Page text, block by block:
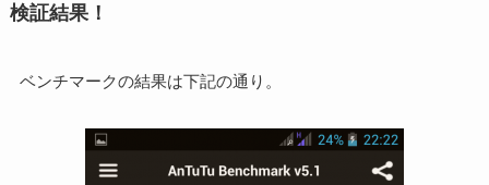
検証結果！
ベンチマークの結果は下記の通り。